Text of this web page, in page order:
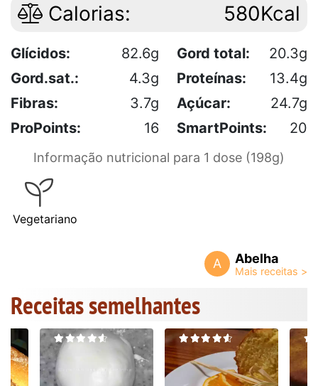
Calorias: 580Kcal
Glícidos: 82.6g Gord total:
20.3g
Gord.sat.:
4.3g Proteínas:
13.4g
Fibras:
3.7g Açúcar:
24.7g
ProPoints:
16 SmartPoints: 20
Informação nutricional para 1 dose (198g)
Vegetariano
A Abelha
Receitas semelhantes